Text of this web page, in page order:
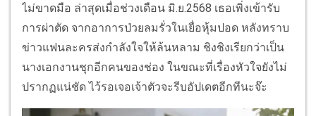
ไม่ขาดมือ ล่าสุดเมื่อช่วงเดือน มิ.ย.2568 เธอเพิ่งเข้ารับ
การผ่าตัด จากอาการป่วยลมรั่วในเยื่อหุ้มปอด หลังทราบ
ข่าวแฟนละครส่งกำลังใจให้ล้นหลาม ชิงชิงเรียกว่าเป็น
นางเอกงานชุกอีกคนของช่อง ในขณะที่เรื่องหัวใจยังไม่
ปรากฏแน่ชัด ไว้รอเจอเจ้าตัวจะรีบอัปเดตอีกทีนะจ๊ะ